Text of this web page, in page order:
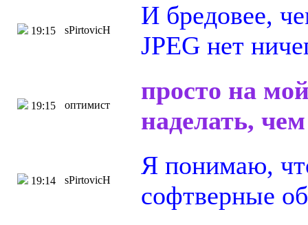
19:15 sPirtovicH
И бредовее,
JPEG нет
19:15 оптимист
просто на
наделать,
19:14 sPirtovicH
Я понимаю,
софтверные